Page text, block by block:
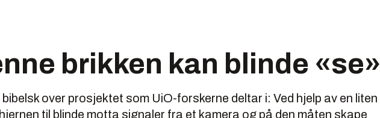
brikken kan blinde «se»
over prosjektet som UiO-forskerne deltar i: Ved hjelp av en liten
til blinde motta signaler fra et kamera og på den måten skape